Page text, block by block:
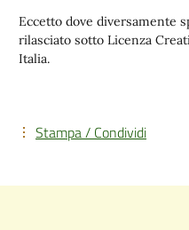
Eccetto dove diversamente
rilasciato sotto Licenza
Italia.
Stampa / Condividi